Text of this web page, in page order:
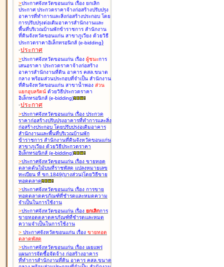
>ประกาศจังหวัดขอนแก่น เรื่อง ยกเลิก
ประกาศ ประกวดราคาจ้างก่อสร้างปรับปรุง
อาคารที่ทำการและสิ่งก่อสร้างประกอบ โดย
การปรับปรุงต่อเติมอาคารสำนักงานและ
พื้นที่บริเวณบ้านพักข้าราชการ สำนักงาน
ที่ดินจังหวัดขอนแก่น สาขาภูเวียง ด้วยวิธี
ประกวดราคาอิเล็กทรอนิกส์ (e-bidding)
-ประกาศ
>ประกาศจังหวัดขอนแก่น เรื่อง ผู้ชนะการ
เสนอราคา ประกวดราคาจ้างก่อสร้าง
อาคารสำนักงานที่ดิน อาคาร คสล.ขนาด
กลาง พร้อมส่วนประกอบที่จำเป็น สำนักงาน
ที่ดินจังหวัดขอนแก่น สาขาน้ำพอง ส่วน
แยกอุบลรัตน์ ด้วยวิธีประกวดราคา
อิเล็กทรอนิกส์ (e-bidding)
-ประกาศ
>ประกาศจังหวัดขอนแก่น เรื่อง ประกวด
ราคาก่อสร้างปรับปรุงอาคารที่ทำการและสิ่ง
ก่อสร้างประกอบ โดยปรับปรุง่อเติมอาคาร
สำนักงานและพื้นที่บริเวณบ้านพัก
ข้าราชการ สำนักงานที่ดินจังหวัดขอนแก่น
สาขาภูเวียง ด้วยวิธีประกวดราคา
อิเล็กทรอนิกส์ (e-bidding)
>ประกาศจังหวัดขอนแก่น เรื่อง ขายทอด
ตลาดต้นไม้บนที่ราชพัสดุ แปลงหมายเลข
ทะเบียน ที่ ขก.1849(บางส่วน)โดยวิธีขาย
ทอดตลาด
>ประกาศจังหวัดขอนแก่น เรื่อง การขาย
ทอดตลาดครุภัณฑ์ที่ชำรุดและหมดความ
จำเป็นในการใช้งาน
>ประกาศจังหวัดขอนแก่น เรื่อง ยกเลิกการ
ขายทอดตลาดครุภัณฑ์ที่ชำรุดและหมด
ความจำเป็นในการใช้งาน
> ประกาศจังหวัดขอนแก่น เรื่อง ขายทอด
ตลาดพัสดุ
>ประกาศจังหวัดขอนแก่น เรื่อง เผยแพร่
แผนการจัดซื้อจัดจ้าง ก่อสร้างอาคาร
ที่ทำการสำนักงานที่ดิน อาคาร คสล.ขนาด